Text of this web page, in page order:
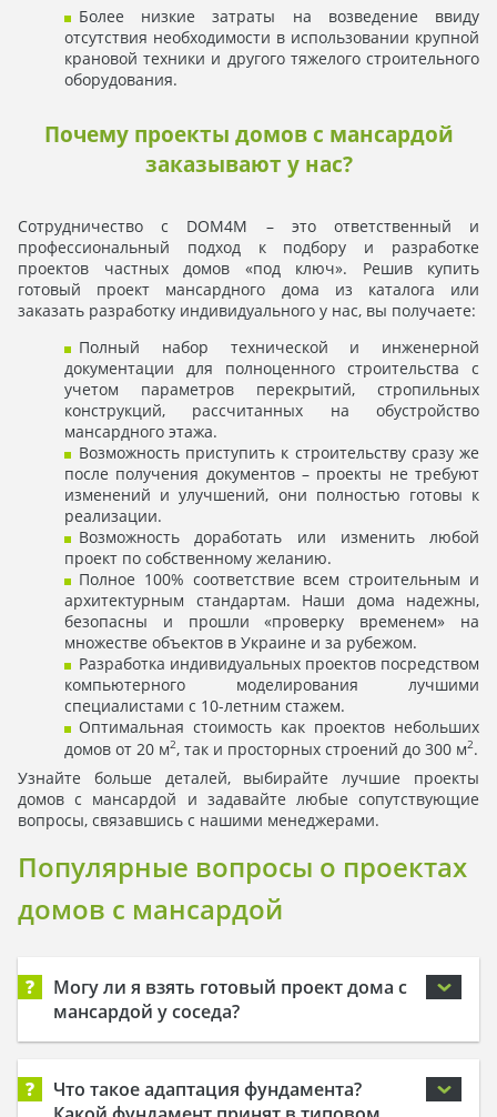
Более низкие затраты на возведение ввиду
отсутствия необходимости в использовании крупной
крановой техники и другого тяжелого строительного
оборудования.
Почему проекты домов с мансардой
заказывают у нас?
Сотрудничество с DOM4M – это ответственный и
профессиональный подход к подбору и разработке
проектов частных домов «под ключ». Решив купить
готовый проект мансардного дома из каталога или
заказать разработку индивидуального у нас, вы получаете:
Полный набор технической и инженерной
документации для полноценного строительства с
учетом параметров перекрытий, стропильных
конструкций, рассчитанных на обустройство
мансардного этажа.
Возможность приступить к строительству сразу же
после получения документов – проекты не требуют
изменений и улучшений, они полностью готовы к
реализации.
Возможность доработать или изменить любой
проект по собственному желанию.
Полное 100% соответствие всем строительным и
архитектурным стандартам. Наши дома надежны,
безопасны и прошли «проверку временем» на
множестве объектов в Украине и за рубежом.
Разработка индивидуальных проектов посредством
компьютерного моделирования лучшими
специалистами с 10-летним стажем.
Оптимальная стоимость как проектов небольших
домов от 20 м2, так и просторных строений до 300 м2.
Узнайте больше деталей, выбирайте лучшие проекты
домов с мансардой и задавайте любые сопутствующие
вопросы, связавшись с нашими менеджерами.
Популярные вопросы о проектах
домов с мансардой
?
Могу ли я взять готовый проект дома с
мансардой у соседа?
?
Что такое адаптация фундамента?